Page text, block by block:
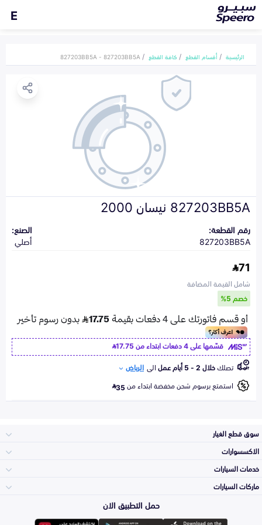
E
الرئيسية أقسام القطع كافة القطع 827203BB5A - 827203BB5A
827203BB5A نيسان 2000
رقم القطعة:
827203BB5A
الصنع:
أصلي
71
شامل القيمة المضافة
خصم 5%
قسّمها على 4 دفعات ابتداء من
17.75
تصلكخلال 2 - 5 أيام عمل الى الرياض
استمتع برسوم شحن مخفضة ابتداء من35
سوق قطع الغيار
المكائن، القيرات
وملحقاتها
الاكسسوارات
خدمات السيارات
الأكثر مبيعاً
ماركات السيارات
تويوتا
حمل التطبيق الان